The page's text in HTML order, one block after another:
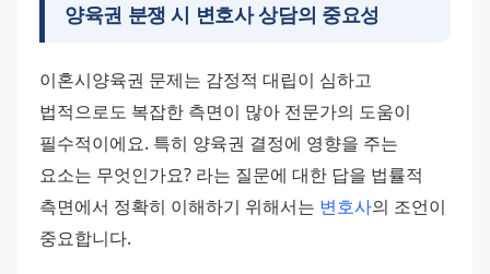
양육권 분쟁 시 변호사 상담의 중요성
이혼시양육권 문제는 감정적 대립이 심하고
법적으로도 복잡한 측면이 많아 전문가의 도움이
필수적이에요. 특히 양육권 결정에 영향을 주는
요소는 무엇인가요? 라는 질문에 대한 답을 법률적
측면에서 정확히 이해하기 위해서는 변호사의 조언이
중요합니다.